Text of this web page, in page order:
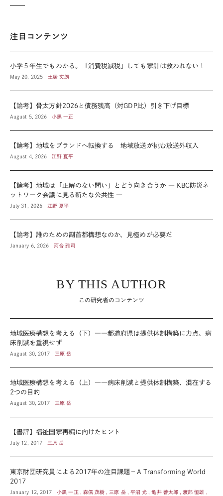
注目コンテンツ
小学５年生でもわかる。「消費税減税」しても家計は救われない！
May 20, 2025 土居 丈朗
【論考】骨太方針2026と債務残高（対GDP比）引き下げ目標
August 5, 2026 小黒 一正
【論考】地域をブランドへ転換する 地域放送が挑む放送外収入
August 4, 2026 江野 夏平
【論考】地域は「正解のない問い」とどう向き合うか ― KBC防災ネ
ットワーク会議に見る新たな公共性 ―
July 31, 2026 江野 夏平
【論考】誰のための副首都構想なのか、見極めが必要だ
January 6, 2026 河合 雅司
BY THIS AUTHOR
この研究者のコンテンツ
地域医療構想を考える（下）――都道府県は提供体制構築に力点、病
床削減を重視せず
August 30, 2017 三原 岳
地域医療構想を考える（上）――病床削減と提供体制構築、混在する
2つの目的
August 30, 2017 三原 岳
【書評】福祉国家再編に向けたヒント
July 12, 2017 三原 岳
東京財団研究員による2017年の注目課題－A Transforming World
2017
January 12, 2017
小黒 一正 , 森信 茂樹 , 三原 岳 , 平沼 光 , 亀井 善太郎 , 渡部 恒雄 ,